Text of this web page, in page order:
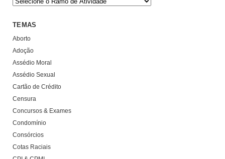
TEMAS
Aborto
Adoção
Assédio Moral
Assédio Sexual
Cartão de Crédito
Censura
Concursos & Exames
Condomínio
Consórcios
Cotas Raciais